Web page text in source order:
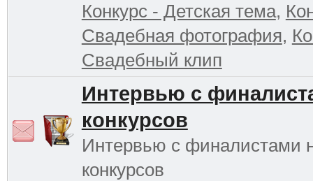
Конкурс - Детская тема,
Свадебная фотография,
Свадебный клип
Интервью с
конкурсов
Интервью с финалистами
конкурсов